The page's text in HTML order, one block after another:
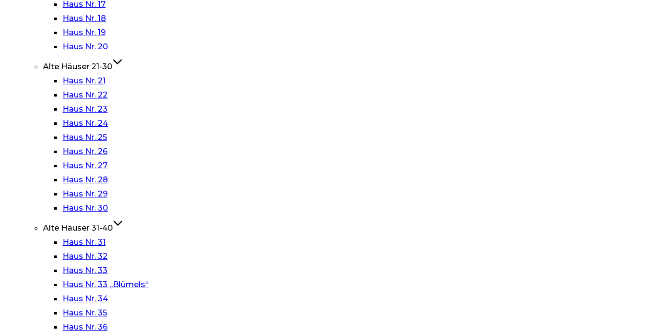
Haus Nr. 17
Haus Nr. 18
Haus Nr. 19
Haus Nr. 20
Alte Häuser 21-30
Haus Nr. 21
Haus Nr. 22
Haus Nr. 23
Haus Nr. 24
Haus Nr. 25
Haus Nr. 26
Haus Nr. 27
Haus Nr. 28
Haus Nr. 29
Haus Nr. 30
Alte Häuser 31-40
Haus Nr. 31
Haus Nr. 32
Haus Nr. 33
Haus Nr. 33 „Blümels“
Haus Nr. 34
Haus Nr. 35
Haus Nr. 36